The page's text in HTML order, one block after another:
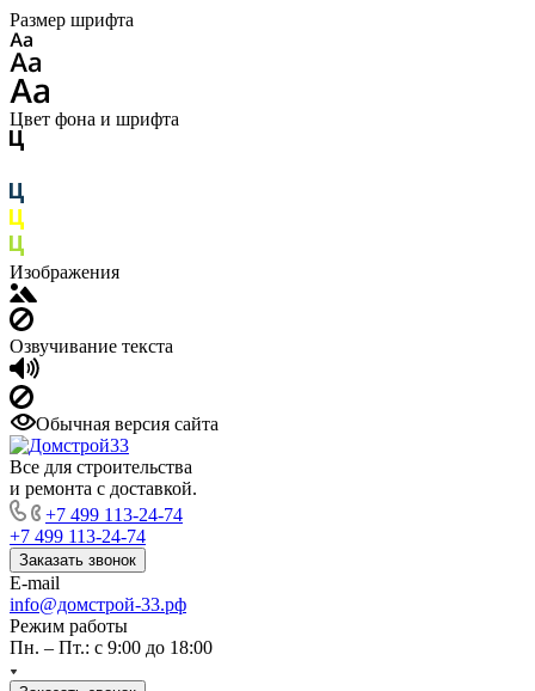
Размер шрифта
Цвет фона и шрифта
Изображения
Озвучивание текста
Обычная версия сайта
Все для строительства
и ремонта с доставкой.
+7 499 113-24-74
+7 499 113-24-74
Заказать звонок
E-mail
info@домстрой-33.рф
Режим работы
Пн. – Пт.: с 9:00 до 18:00